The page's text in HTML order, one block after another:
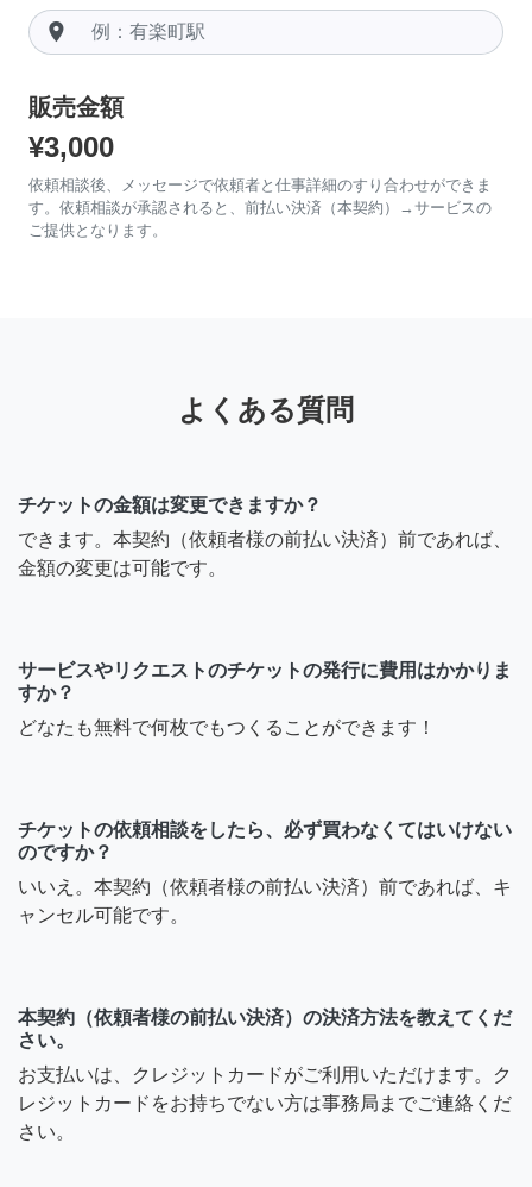
room
販売金額
¥3,000
依頼相談後、メッセージで依頼者と仕事詳細のすり合わせができま
す。依頼相談が承認されると、前払い決済（本契約）→サービスの
ご提供となります。
よくある質問
チケットの金額は変更できますか？
できます。本契約（依頼者様の前払い決済）前であれば、
金額の変更は可能です。
サービスやリクエストのチケットの発行に費用はかかりま
すか？
どなたも無料で何枚でもつくることができます！
チケットの依頼相談をしたら、必ず買わなくてはいけない
のですか？
いいえ。本契約（依頼者様の前払い決済）前であれば、キ
ャンセル可能です。
本契約（依頼者様の前払い決済）の決済方法を教えてくだ
さい。
お支払いは、クレジットカードがご利用いただけます。ク
レジットカードをお持ちでない方は事務局までご連絡くだ
さい。